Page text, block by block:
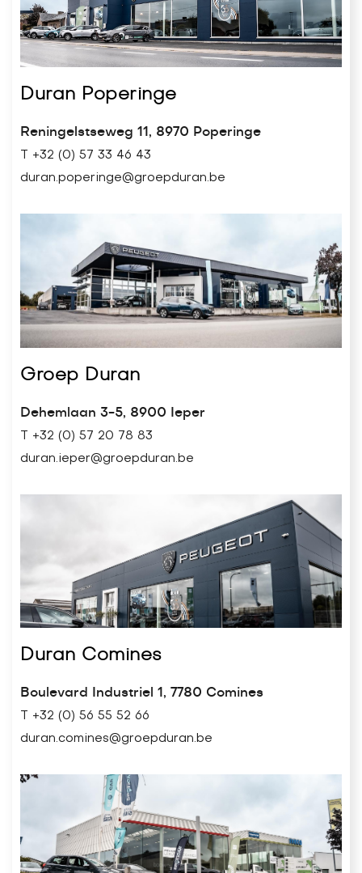
Duran Poperinge
Reningelstseweg 11, 8970 Poperinge
T +32 (0) 57 33 46 43
duran.poperinge@groepduran.be
Groep Duran
Dehemlaan 3-5, 8900 Ieper
T +32 (0) 57 20 78 83
duran.ieper@groepduran.be
Duran Comines
Boulevard Industriel 1, 7780 Comines
T +32 (0) 56 55 52 66
duran.comines@groepduran.be